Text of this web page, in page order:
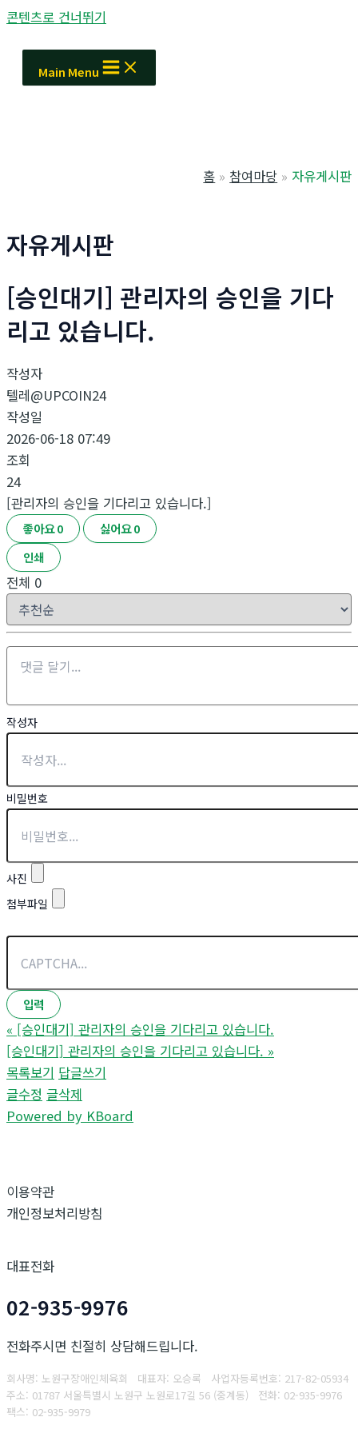
콘텐츠로 건너뛰기
Main Menu
홈 참여마당 자유게시판
자유게시판
[승인대기] 관리자의 승인을 기다
리고 있습니다.
작성자
텔레@UPCOIN24
작성일
2026-06-18 07:49
조회
24
[관리자의 승인을 기다리고 있습니다.]
좋아요0 싫어요0
인쇄
전체 0
작성자
비밀번호
사진
첨부파일
« [승인대기] 관리자의 승인을 기다리고 있습니다.
[승인대기] 관리자의 승인을 기다리고 있습니다. »
목록보기 답글쓰기
글수정 글삭제
Powered by KBoard
이용약관
개인정보처리방침
대표전화
02-935-9976
전화주시면 친절히 상담해드립니다.
회사명: 노원구장애인체육회 대표자: 오승록 사업자등록번호: 217-82-05934
주소: 01787 서울특별시 노원구 노원로17길 56 (중계동) 전화: 02-935-9976
팩스: 02-935-9979